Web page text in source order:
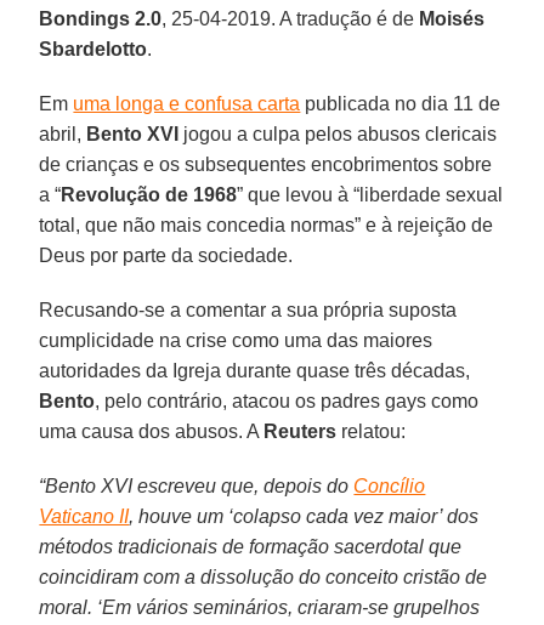
Bondings 2.0, 25-04-2019. A tradução é de Moisés
Sbardelotto.
Em uma longa e confusa carta publicada no dia 11 de
abril, Bento XVI jogou a culpa pelos abusos clericais
de crianças e os subsequentes encobrimentos sobre
a “Revolução de 1968” que levou à “liberdade sexual
total, que não mais concedia normas” e à rejeição de
Deus por parte da sociedade.
Recusando-se a comentar a sua própria suposta
cumplicidade na crise como uma das maiores
autoridades da Igreja durante quase três décadas,
Bento, pelo contrário, atacou os padres gays como
uma causa dos abusos. A Reuters relatou:
“Bento XVI escreveu que, depois do Concílio
Vaticano II, houve um ‘colapso cada vez maior’ dos
métodos tradicionais de formação sacerdotal que
coincidiram com a dissolução do conceito cristão de
moral. ‘Em vários seminários, criaram-se grupelhos